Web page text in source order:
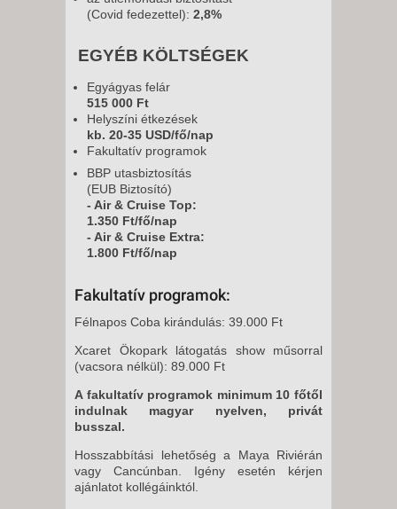
(Covid fedezettel): 2,8%
EGYÉB KÖLTSÉGEK
Egyágyas felár
515 000 Ft
Helyszíni étkezések
kb. 20-35 USD/fő/nap
Fakultatív programok
BBP utasbiztosítás
(EUB Biztosító)
- Air & Cruise Top:
1.350 Ft/fő/nap
- Air & Cruise Extra:
1.800 Ft/fő/nap
Fakultatív programok:
Félnapos Coba kirándulás: 39.000 Ft
Xcaret Ökopark látogatás show műsorral
(vacsora nélkül): 89.000 Ft
A fakultatív programok minimum 10 főtől
indulnak magyar nyelven, privát
busszal.
Hosszabbítási lehetőség a Maya Riviérán
vagy Cancúnban. Igény esetén kérjen
ajánlatot kollégáinktól.